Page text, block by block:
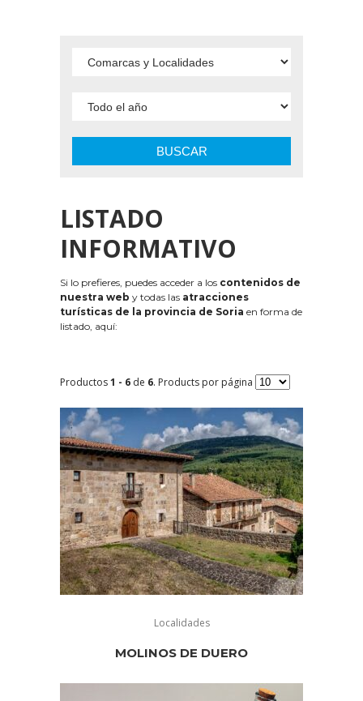
BUSCAR
LISTADO
INFORMATIVO
Si lo prefieres, puedes acceder a los contenidos de
nuestra web y todas las atracciones
turísticas de la provincia de Soria en forma de
listado, aquí:
Productos1 - 6 de 6. Products por página
Localidades
MOLINOS DE DUERO